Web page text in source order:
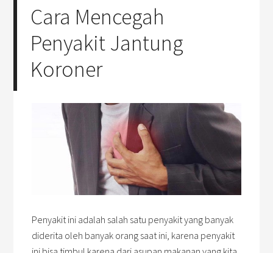
Cara Mencegah
Penyakit Jantung
Koroner
Penyakit ini adalah salah satu penyakit yang banyak
diderita oleh banyak orang saat ini, karena penyakit